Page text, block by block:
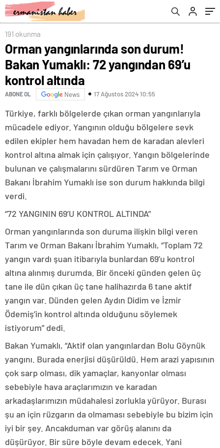
191 okunma
Orman yangınlarında son durum!
Bakan Yumaklı: 72 yangından 69’u
kontrol altında
ABONE OL News 17 Ağustos 2024 10:55
Türkiye, farklı bölgelerde çıkan orman yangınlarıyla
mücadele ediyor. Yangının olduğu bölgelere sevk
edilen ekipler hem havadan hem de karadan alevleri
kontrol altına almak için çalışıyor. Yangın bölgelerinde
bulunan ve çalışmalarını sürdüren Tarım ve Orman
Bakanı İbrahim Yumaklı ise son durum hakkında bilgi
verdi.
“72 YANGININ 69’U KONTROL ALTINDA”
Orman yangınlarında son duruma ilişkin bilgi veren
Tarım ve Orman Bakanı İbrahim Yumaklı, “Toplam 72
yangın vardı şuan itibarıyla bunlardan 69’u kontrol
altına alınmış durumda. Bir önceki günden gelen üç
tane ile dün çıkan üç tane halihazırda 6 tane aktif
yangın var. Dünden gelen Aydın Didim ve İzmir
Ödemiş’in kontrol altında olduğunu söylemek
istiyorum” dedi.
Bakan Yumaklı, “Aktif olan yangınlardan Bolu Göynük
yangını. Burada enerjisi düşürüldü. Hem arazi yapısının
çok sarp olması, dik yamaçlar, kanyonlar olması
sebebiyle hava araçlarımızın ve karadan
arkadaşlarımızın müdahalesi zorlukla yürüyor. Burası
şu an için rüzgarın da olmaması sebebiyle bu bizim için
iyi bir şey. Ancakduman var görüş alanını da
düşürüyor. Bir süre böyle devam edecek. Yani